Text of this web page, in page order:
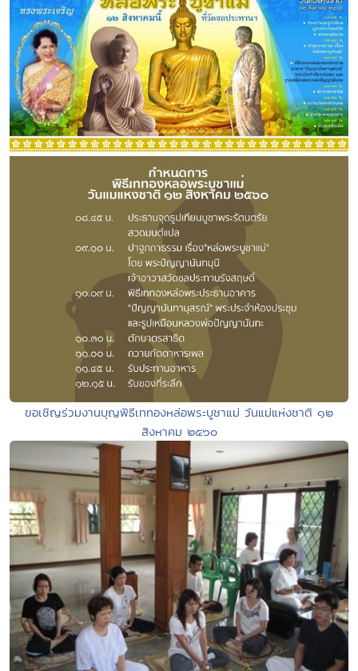
ขอเชิญร่วมงานบุญพิธีเททองหล่อพระบูชาแม่ วันแม่แห่งชาติ ๑๒
สิงหาคม ๒๕๖๐